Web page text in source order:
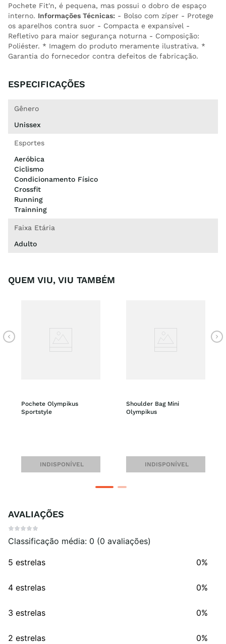
Pochete Fit'n, é pequena, mas possui o dobro de espaço
interno. Informações Técnicas: - Bolso com zíper - Protege
os aparelhos contra suor - Compacta e expansível -
Refletivo para maior segurança noturna - Composição:
Poliéster. * Imagem do produto meramente ilustrativa. *
Garantia do fornecedor contra defeitos de fabricação.
ESPECIFICAÇÕES
Gênero
Unissex
Esportes
Aeróbica
Ciclismo
Condicionamento Físico
Crossfit
Running
Trainning
Faixa Etária
Adulto
QUEM VIU, VIU TAMBÉM
Pochete Olympikus
Sportstyle
INDISPONÍVEL
Shoulder Bag Mini
Olympikus
INDISPONÍVEL
AVALIAÇÕES
Classificação média: 0 (0 avaliações)
5 estrelas 0%
4 estrelas 0%
3 estrelas 0%
2 estrelas 0%